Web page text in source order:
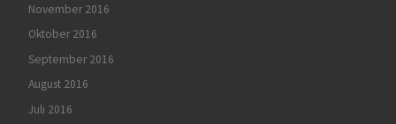
November 2016
Oktober 2016
September 2016
August 2016
Juli 2016